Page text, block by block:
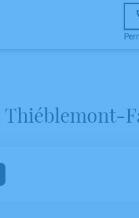
Thiéblemont-